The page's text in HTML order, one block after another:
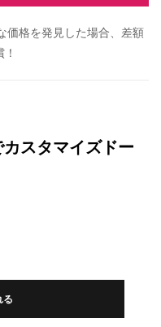
価格を発見した場合、差額
スタマイズドー
る